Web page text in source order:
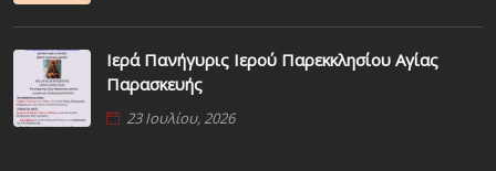
Ιερά Πανήγυρις Ιερού Παρεκκλησίου Αγίας
Παρασκευής
23 Ιουλίου, 2026